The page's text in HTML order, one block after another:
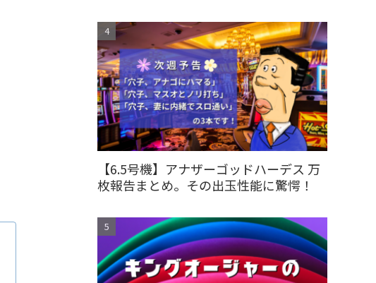
【6.5号機】アナザーゴッドハーデス 万
枚報告まとめ。その出玉性能に驚愕！